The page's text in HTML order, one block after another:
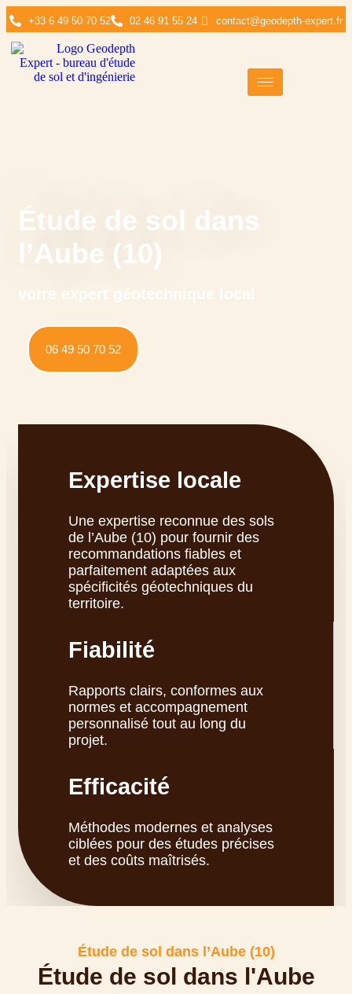
+33 6 49 50 70 52 02 46 91 55 24 contact@geodepth-expert.fr
Étude de sol dans
l’Aube (10)
votre expert géotechnique local
06 49 50 70 52
Expertise locale
Une expertise reconnue des sols
de l’Aube (10) pour fournir des
recommandations fiables et
parfaitement adaptées aux
spécificités géotechniques du
territoire.
Fiabilité
Rapports clairs, conformes aux
normes et accompagnement
personnalisé tout au long du
projet.
Efficacité
Méthodes modernes et analyses
ciblées pour des études précises
et des coûts maîtrisés.
Étude de sol dans l’Aube (10)
Étude de sol dans l'Aube